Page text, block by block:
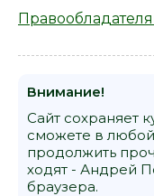
Внимание!
Сайт сохраняет
сможете в любой
продолжить
ходят - Андрей
браузера.